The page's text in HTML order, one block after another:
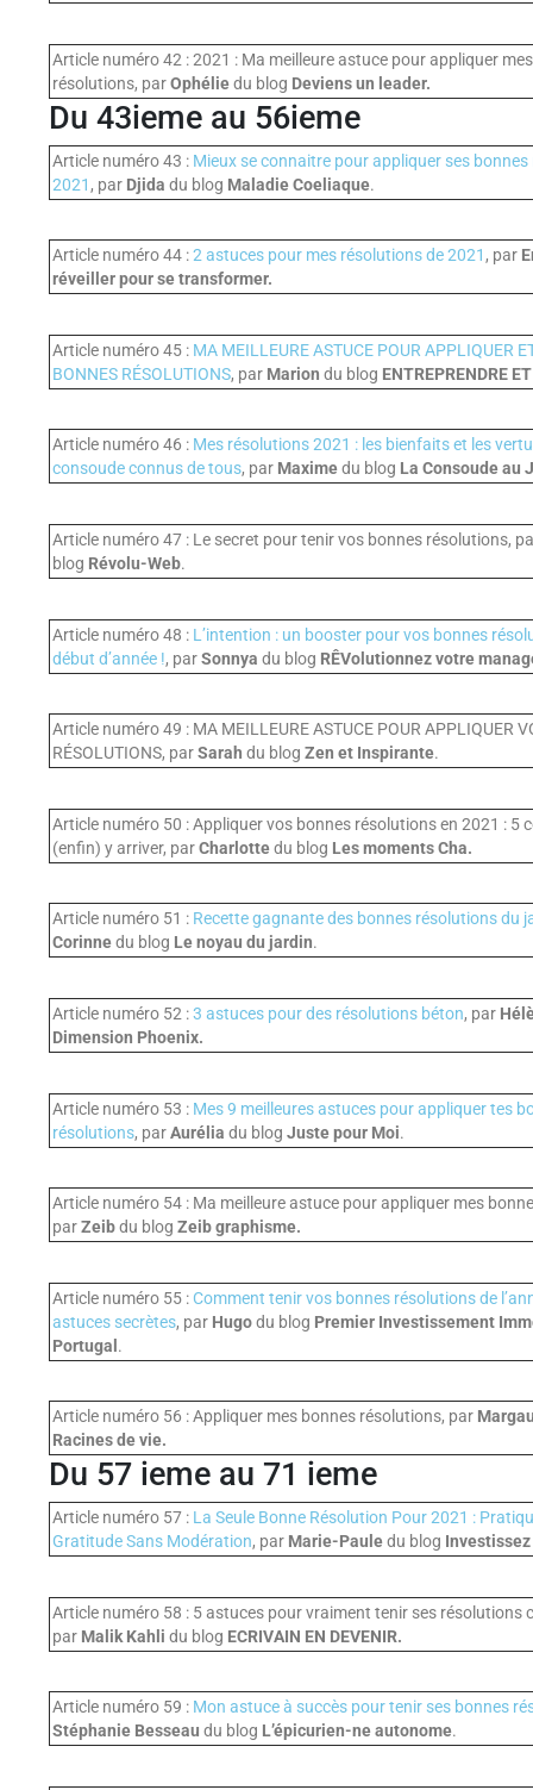
Article numéro 42 : 2021 : Ma meilleure astuce pour appliquer
résolutions, parOphéliedu blog Deviens un leader.
Du 43ieme au 56ieme
Article numéro 43 : Mieux se connaitre pour appliquer ses
2021 , par Djida du blog Maladie Coeliaque.
Article numéro 44 :2 astuces pour mes résolutions de 2021 , par
réveiller pour se transformer.
Article numéro 45 : MA MEILLEURE ASTUCE POUR APPLIQUER
BONNES RÉSOLUTIONS, par Marion du blog ENTREPRENDRE
Article numéro 46 : Mes résolutions 2021 : les bienfaits et les
consoude connus de tous, par Maximedu blog La Consoude au
Article numéro 47 : Le secret pour tenir vos bonnes résolutions,
blog Révolu-Web.
Article numéro 48 : L’intention : un booster pour vos bonnes
début d’année !, parSonnya du blog RÊVolutionnez votre
Article numéro 49 : MA MEILLEURE ASTUCE POUR APPLIQUER
RÉSOLUTIONS, parSarah du blog Zen et Inspirante.
Article numéro 50 : Appliquer vos bonnes résolutions en 2021 : 5
(enfin) y arriver, parCharlottedu blog Les moments Cha.
Article numéro 51 : Recette gagnante des bonnes résolutions du
Corinnedu blog Le noyau du jardin.
Article numéro 52 :3 astuces pour des résolutions béton, par
Dimension Phoenix.
Article numéro 53 : Mes 9 meilleures astuces pour appliquer tes
résolutions, parAurélia du blog Juste pour Moi.
Article numéro 54 : Ma meilleure astuce pour appliquer mes
parZeibdu blog Zeib graphisme.
Article numéro 55 : Comment tenir vos bonnes résolutions de
astuces secrètes, par Hugodu blog Premier Investissement
Portugal .
Article numéro 56 : Appliquer mes bonnes résolutions, par
Racines de vie.
Du 57 ieme au 71 ieme
Article numéro 57 : La Seule Bonne Résolution Pour 2021 :
Gratitude Sans Modération, par Marie-Pauledu blog Investissez
Article numéro 58 : 5 astuces pour vraiment tenir ses résolutions
par Malik Kahli du blog ECRIVAIN EN DEVENIR.
Article numéro 59 : Mon astuce à succès pour tenir ses bonnes
Stéphanie Besseau du blog L’épicurien-ne autonome.